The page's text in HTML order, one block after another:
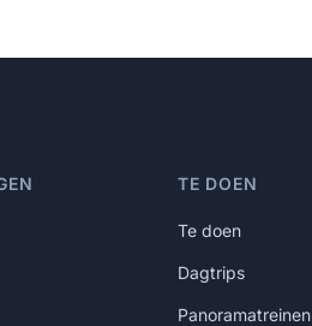
TE DOEN
Te doen
Dagtrips
Panoramatreinen